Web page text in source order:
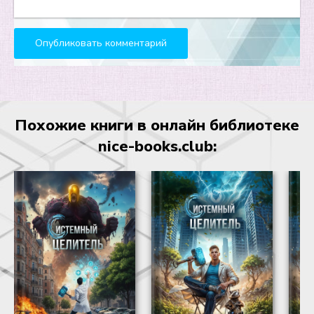
Похожие книги в онлайн библиотеке
nice-books.club: